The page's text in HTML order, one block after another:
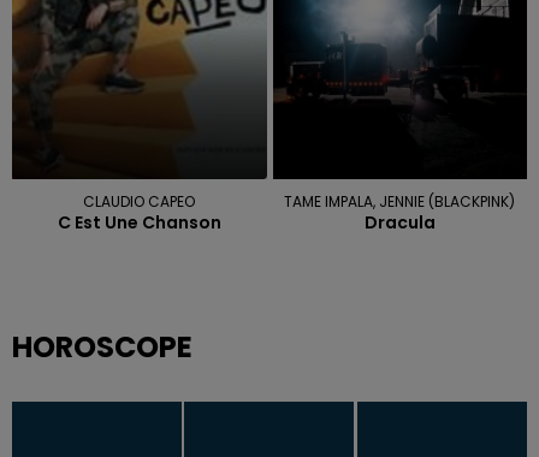
CLAUDIO CAPEO
C Est Une Chanson
TAME IMPALA, JENNIE (BLACKPINK)
Dracula
HOROSCOPE